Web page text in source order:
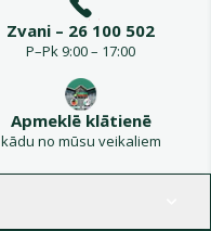
Zvani – 26 100 502
P–Pk 9:00 – 17:00
Apmeklē klātienē
kādu no mūsu veikaliem